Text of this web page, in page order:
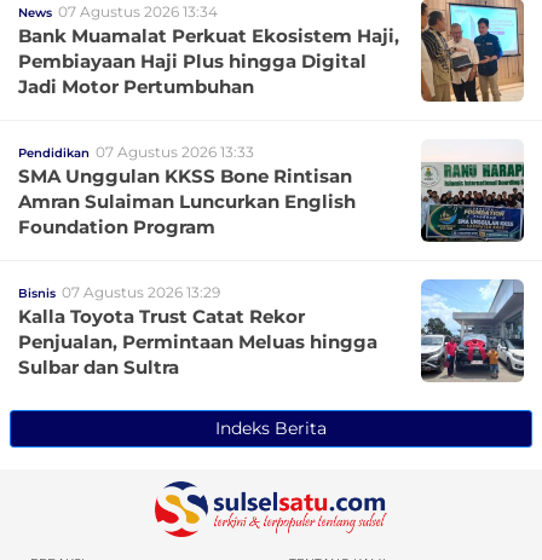
News 07 Agustus 2026 13:34
Bank Muamalat Perkuat Ekosistem Haji,
Pembiayaan Haji Plus hingga Digital
Jadi Motor Pertumbuhan
Pendidikan 07 Agustus 2026 13:33
SMA Unggulan KKSS Bone Rintisan
Amran Sulaiman Luncurkan English
Foundation Program
Bisnis 07 Agustus 2026 13:29
Kalla Toyota Trust Catat Rekor
Penjualan, Permintaan Meluas hingga
Sulbar dan Sultra
Indeks Berita